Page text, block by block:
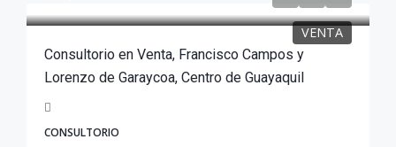
VENTA
Consultorio en Venta, Francisco Campos y
Lorenzo de Garaycoa, Centro de Guayaquil
CONSULTORIO